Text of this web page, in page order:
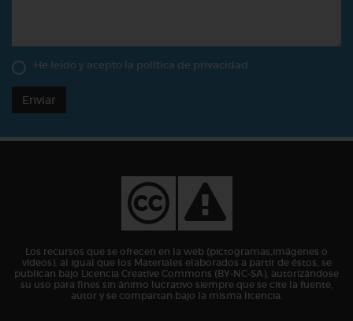
He leído y acepto la política de privacidad
Enviar
Los recursos que se ofrecen en la web (pictogramas,imágenes o
vídeos), al igual que los Materiales elaborados a partir de éstos, se
publican bajo Licencia Creative Commons (BY-NC-SA), autorizándose
su uso para fines sin ánimo lucrativo siempre que se cite la fuente,
autor y se compartan bajo la misma licencia.